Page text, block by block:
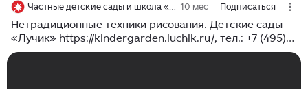
10 мес Подписаться
Нетрадиционные техники рисования. Детские сады
«Лучик» https://kindergarden.luchik.ru/, тел.: +7 (495)
120-04-50.